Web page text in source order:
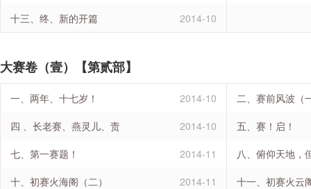
十三、终、新的开篇
2014-10
大赛卷（壹）【第贰部】
一、两年、十七岁！ 2014-10
二、赛前风波（
四 、长老赛、燕灵儿、责
2014-10
五、赛！启！
七、第一赛题！
2014-11
八、俯仰天地，
十、初赛火海阁（二）
2014-11
十一、初赛火云